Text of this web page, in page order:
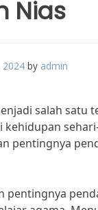
Nias
2024 by admin
salah satu
kehidupan
pentingnya
pentingnya